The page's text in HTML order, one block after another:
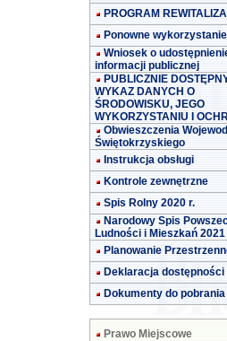
PROGRAM
Ponowne wykorzystanie
Wniosek o
informacji publicznej
PUBLICZNIE
WYKAZ DANYCH O
ŚRODOWISKU, JEGO
WYKORZYSTANIU I
Obwieszczenia
Świętokrzyskiego
Instrukcja obsługi
Kontrole zewnętrzne
Spis Rolny 2020 r.
Narodowy Spis
Ludności i Mieszkań 2021
Planowanie
Deklaracja dostępności
Dokumenty do pobrania
Prawo Miejscowe